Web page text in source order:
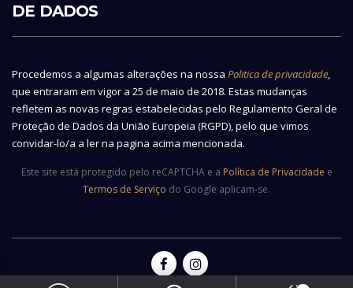
DE DADOS
Procedemos a algumas alterações na nossa Politica de privacidade,
que entraram em vigor a 25 de maio de 2018. Estas mudanças
refletem as novas regras estabelecidas pelo Regulamento Geral de
Proteção de Dados da União Europeia (RGPD), pelo que vimos
convidar-lo/a a ler na pagina acima mencionada.
Este site está protegido pelo reCAPTCHA e a Política de Privacidade e
Termos de Serviço do Google aplicam-se.